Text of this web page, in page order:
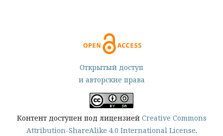
Открытый доступ
и авторские права
Контент доступен под лицензией Creative Commons
Attribution-ShareAlike 4.0 International License.